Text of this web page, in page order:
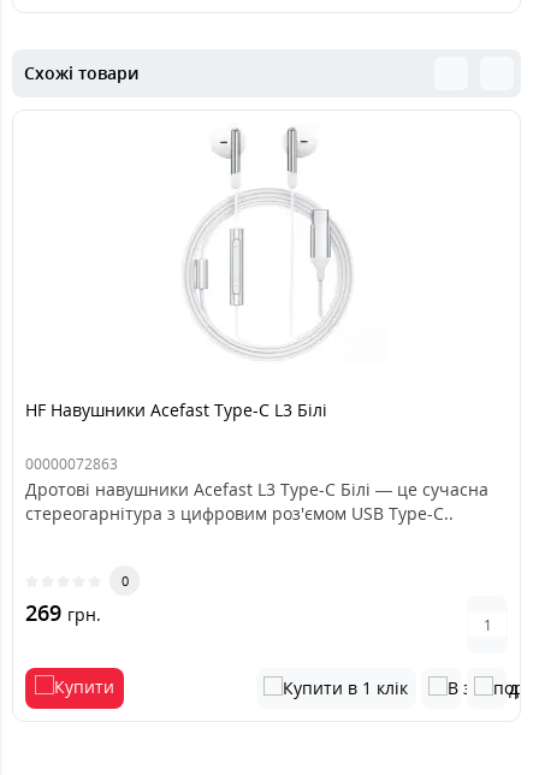
Схожі товари
HF Навушники Acefast Type-C L3 Білі
00000072863
Дротові навушники Acefast L3 Type-C Білі — це сучасна
стереогарнітура з цифровим роз'ємом USB Type-C..
0
269 грн.